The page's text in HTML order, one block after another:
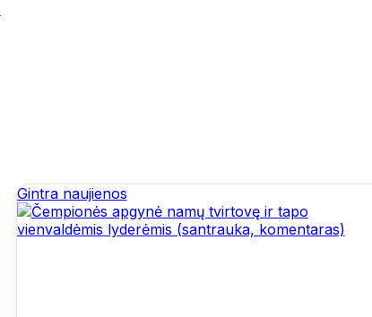
Gintra naujienos